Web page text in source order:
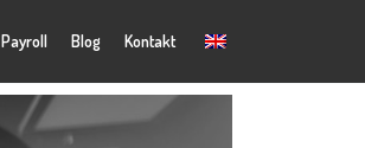
Payroll Blog Kontakt